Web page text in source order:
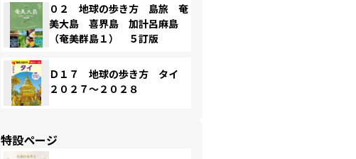
０２ 地球の歩き方 島旅 奄
美大島 喜界島 加計呂麻島
（奄美群島１） ５訂版
Ｄ１７ 地球の歩き方 タイ
２０２７～２０２８
特設ページ